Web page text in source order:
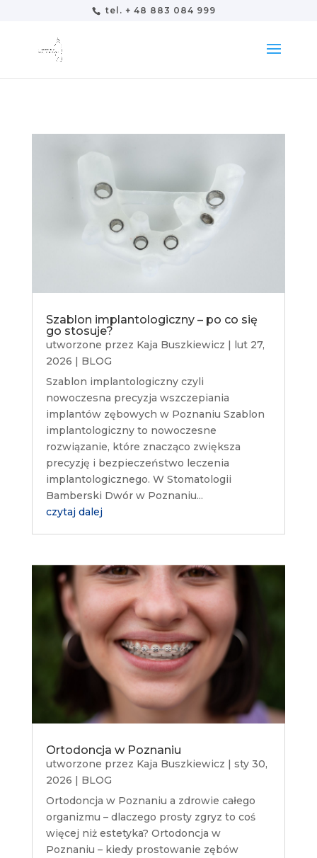
tel. + 48 883 084 999
Szablon implantologiczny – po co się
go stosuje?
utworzone przez Kaja Buszkiewicz | lut 27,
2026 | BLOG
Szablon implantologiczny czyli
nowoczesna precyzja wszczepiania
implantów zębowych w Poznaniu Szablon
implantologiczny to nowoczesne
rozwiązanie, które znacząco zwiększa
precyzję i bezpieczeństwo leczenia
implantologicznego. W Stomatologii
Bamberski Dwór w Poznaniu...
czytaj dalej
Ortodoncja w Poznaniu
utworzone przez Kaja Buszkiewicz | sty 30,
2026 | BLOG
Ortodoncja w Poznaniu a zdrowie całego
organizmu – dlaczego prosty zgryz to coś
więcej niż estetyka? Ortodoncja w
Poznaniu – kiedy prostowanie zębów